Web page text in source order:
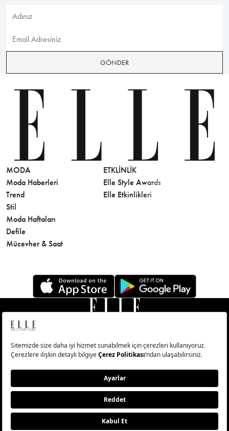
GÖNDER
MODA
Moda Haberleri
Trend
Stil
Moda Haftaları
Defile
Mücevher & Saat
ETKLINLIK
Elle Style Awards
Elle Etkinlikleri
© Big Medya Teknoloji A.Ş. Altunizade Mahallesi Kuşbakışı
Caddesi No:27/1 Üsküdar/İstanbul
Aydınlatma Metni
Copyright © 2026 - Tüm Hakları Saklıdır.